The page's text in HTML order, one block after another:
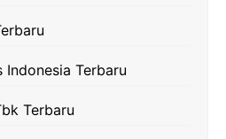
Indonesia Terbaru
Terbaru